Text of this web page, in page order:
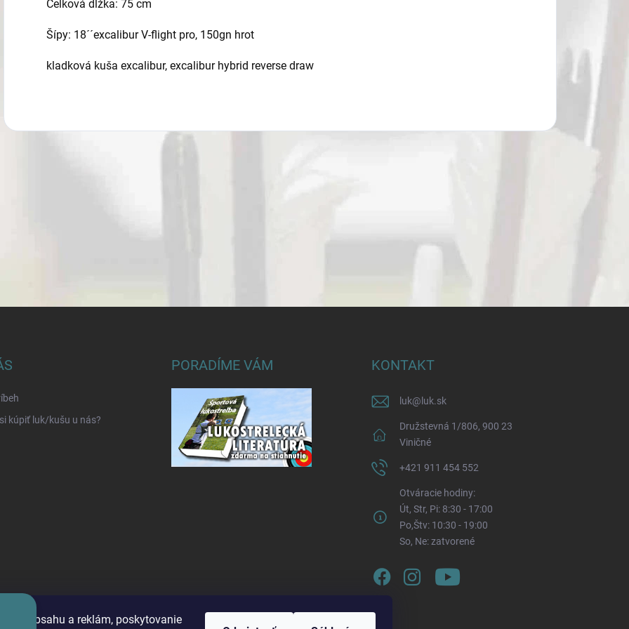
obsahu a reklám, poskytovanie
Celková dĺžka: 75 cm
Šípy: 18´´excalibur V-flight pro, 150gn hrot
kladková kuša excalibur, excalibur hybrid reverse draw
kúpiť luk/kušu u nás?
PORADÍME VÁM KONTAKT
luk@ luk.sk
Družstevná 1/806, 900 23
Viničné
+421 911 454 552
Otváracie hodiny:
Út, Str, Pi: 8:30 - 17:00
Po,Štv: 10:30 - 19:00
So, Ne: zatvorené